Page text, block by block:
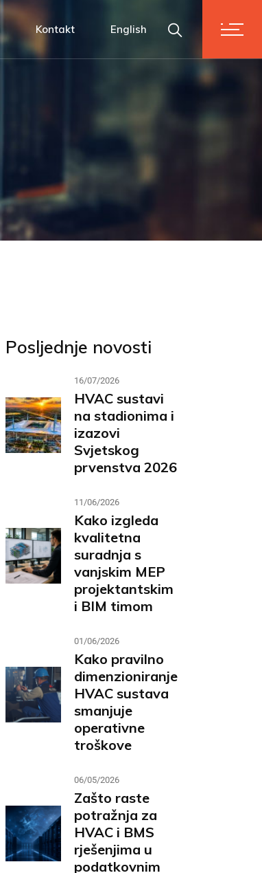
Kontakt English
Posljednje novosti
16/07/2026
HVAC sustavi
na stadionima i
izazovi
Svjetskog
prvenstva 2026
11/06/2026
Kako izgleda
kvalitetna
suradnja s
vanjskim MEP
projektantskim
i BIM timom
01/06/2026
Kako pravilno
dimenzioniranje
HVAC sustava
smanjuje
operativne
troškove
06/05/2026
Zašto raste
potražnja za
HVAC i BMS
rješenjima u
podatkovnim